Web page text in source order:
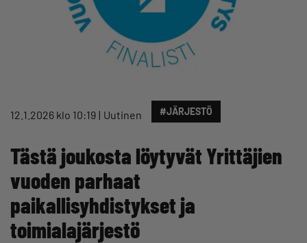
12.1.2026 klo 10:19 Uutinen #JÄRJESTÖ
Tästä joukosta löytyvät Yrittäjien
vuoden parhaat
paikallisyhdistykset ja
toimialajärjestö